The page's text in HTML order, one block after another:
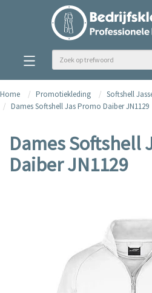
Home Promotiekleding Softshell
Dames Softshell Jas Promo Daiber JN1129
Dames Softshell
Daiber JN1129